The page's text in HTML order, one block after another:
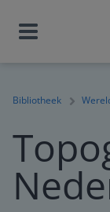
Bibliotheek